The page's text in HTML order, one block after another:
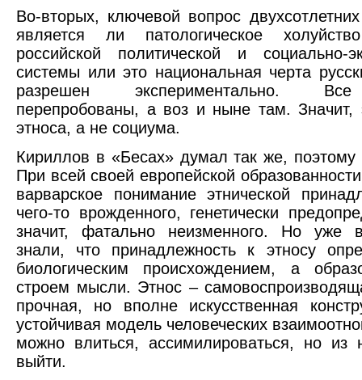
Во-вторых, ключевой вопрос
является ли патологическое
российской политической и социально-
системы или это национальная черта
разрешен экспериментально.
перепробованы, а воз и ныне там. Значит,
этноса, а не социума.
Кириллов в «Бесах» думал так же, поэтому
При всей своей европейской
варварское понимание этнической
чего-то врожденного, генетически
значит, фатально неизменного. Но уже
знали, что принадлежность к этносу
биологическим происхождением, а
строем мысли. Этнос –
прочная, но вполне искусственная
устойчивая модель человеческих
можно влиться, ассимилироваться, но
выйти.